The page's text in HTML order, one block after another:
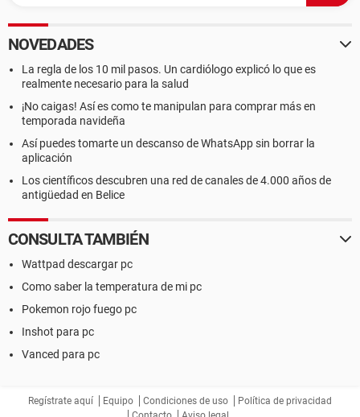
NOVEDADES
La regla de los 10 mil pasos. Un cardiólogo explicó lo que es
realmente necesario para la salud
¡No caigas! Así es como te manipulan para comprar más en
temporada navideña
Así puedes tomarte un descanso de WhatsApp sin borrar la
aplicación
Los científicos descubren una red de canales de 4.000 años de
antigüedad en Belice
CONSULTA TAMBIÉN
Wattpad descargar pc
Como saber la temperatura de mi pc
Pokemon rojo fuego pc
Inshot para pc
Vanced para pc
Regístrate aquí Equipo Condiciones de uso
Política de privacidad